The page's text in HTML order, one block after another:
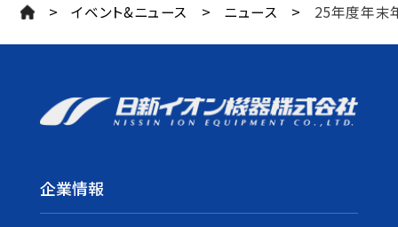
> イベント&ニュース > ニュース > 25年度年末
企業情報